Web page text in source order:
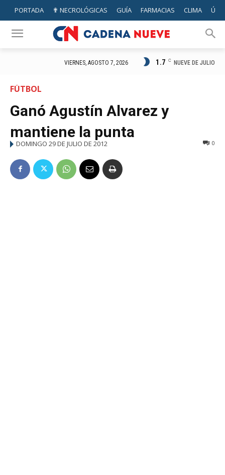
PORTADA ✟ NECROLÓGICAS GUÍA FARMACIAS CLIMA
VIERNES, AGOSTO 7, 2026 1.7 C NUEVE DE JULIO
FÚTBOL
Ganó Agustín Alvarez y
mantiene la punta
DOMINGO 29 DE JULIO DE 2012 0